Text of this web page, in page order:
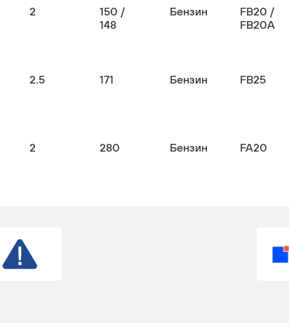
2
150 /
148
Бензин
FB20 /
FB20A
2.5 171 Бензин FB25
2 280 Бензин FA20